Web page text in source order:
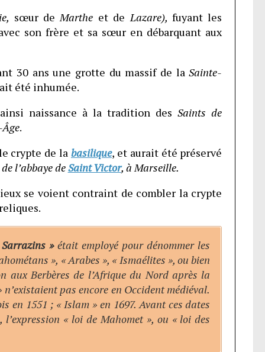
sœur de Marthe et de Lazare),fuyant les
son frère et sa sœur en débarquant aux
30 ans une grotte du massif de laSainte-
été inhumée.
naissance à la tradition desSaints de
.
crypte de la basilique, et aurait été préservé
l’abbaye deSaint Victor, à Marseille.
se voient contraint de combler la crypte
»était employé pour dénommer les
», « Arabes », « Ismaélites », ou bien
Berbères de l’Afrique du Nord après la
pas encore en Occident médiéval.
en 1551 ; « Islam » en 1697. Avant ces dates
« loi de Mahomet », ou « loi des